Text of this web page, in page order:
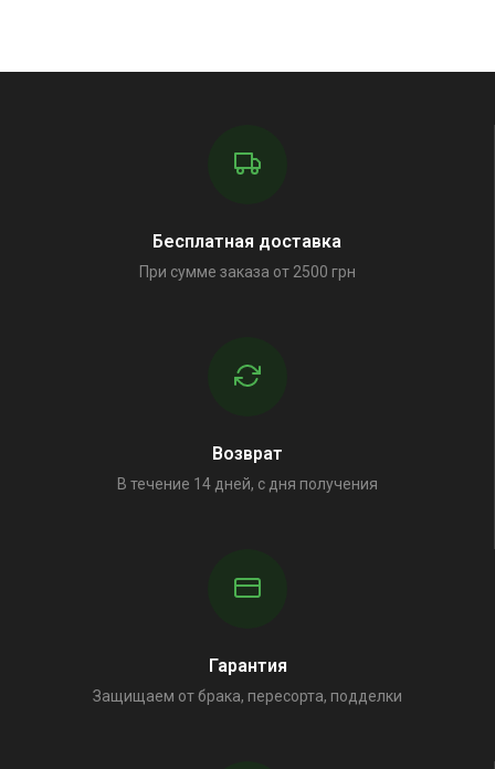
Бесплатная доставка
При сумме заказа от 2500 грн
Возврат
В течение 14 дней, с дня получения
Гарантия
Защищаем от брака, пересорта, подделки